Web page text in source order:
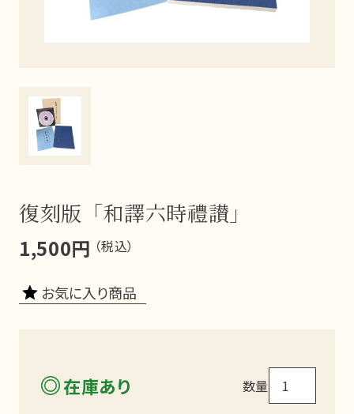
復刻版「和譯六時禮讃」
1,500円 （税込）
お気に入り商品
在庫あり 数量